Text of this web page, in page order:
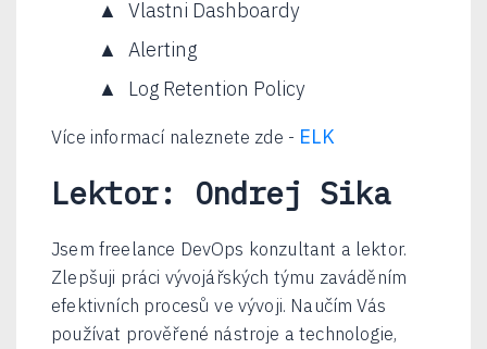
Vlastni Dashboardy
Alerting
Log Retention Policy
Více informací naleznete zde - ELK
Lektor: Ondrej Sika
Jsem freelance DevOps konzultant a lektor.
Zlepšuji práci vývojářských týmu zaváděním
efektivních procesů ve vývoji. Naučím Vás
používat prověřené nástroje a technologie,